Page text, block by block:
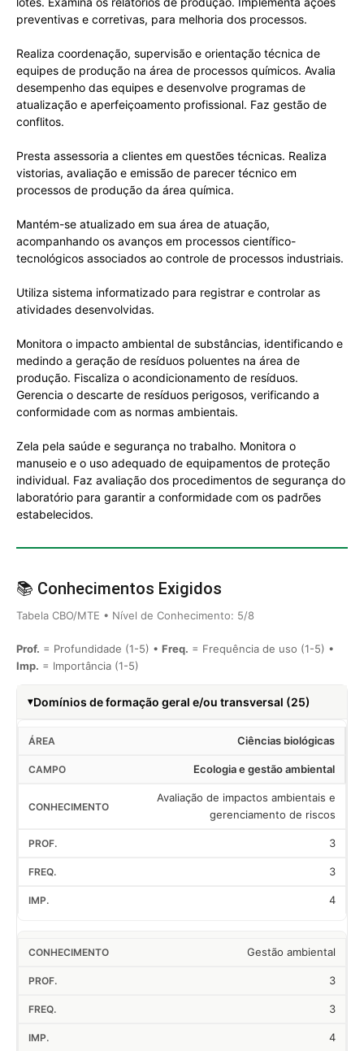
preventivas e corretivas, para melhoria dos processos.
Realiza coordenação, supervisão e orientação técnica de
equipes de produção na área de processos químicos. Avalia
desempenho das equipes e desenvolve programas de
atualização e aperfeiçoamento profissional. Faz gestão de
conflitos.
Presta assessoria a clientes em questões técnicas. Realiza
vistorias, avaliação e emissão de parecer técnico em
processos de produção da área química.
Mantém-se atualizado em sua área de atuação,
acompanhando os avanços em processos científico-
tecnológicos associados ao controle de processos industriais.
Utiliza sistema informatizado para registrar e controlar as
atividades desenvolvidas.
Monitora o impacto ambiental de substâncias, identificando e
medindo a geração de resíduos poluentes na área de
produção. Fiscaliza o acondicionamento de resíduos.
Gerencia o descarte de resíduos perigosos, verificando a
conformidade com as normas ambientais.
Zela pela saúde e segurança no trabalho. Monitora o
manuseio e o uso adequado de equipamentos de proteção
individual. Faz avaliação dos procedimentos de segurança do
laboratório para garantir a conformidade com os padrões
estabelecidos.
📚 Conhecimentos Exigidos
Tabela CBO/MTE • Nível de Conhecimento: 5/8
Prof. = Profundidade (1-5) • Freq. = Frequência de uso (1-5) •
Imp. = Importância (1-5)
Domínios de formação geral e/ou transversal (25)
Ciências biológicas
Ecologia e gestão ambiental
Avaliação de impactos ambientais e
gerenciamento de riscos
3
3
4
Gestão ambiental
3
3
4